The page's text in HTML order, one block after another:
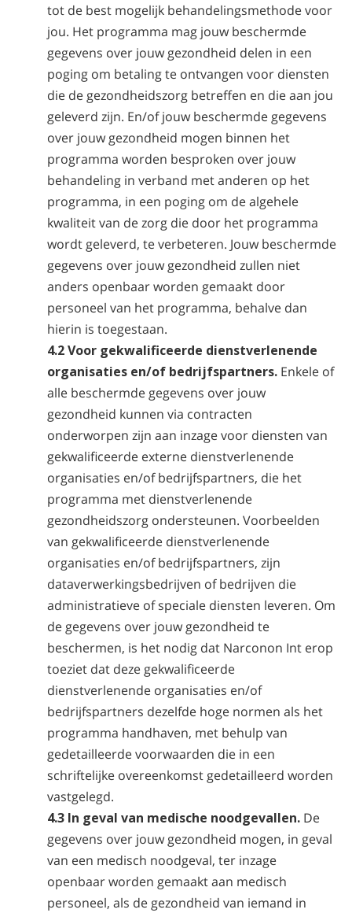
tot de best mogelijk behandelingsmethode voor
jou. Het programma mag jouw beschermde
gegevens over jouw gezondheid delen in een
poging om betaling te ontvangen voor diensten
die de gezondheidszorg betreffen en die aan jou
geleverd zijn. En/of jouw beschermde gegevens
over jouw gezondheid mogen binnen het
programma worden besproken over jouw
behandeling in verband met anderen op het
programma, in een poging om de algehele
kwaliteit van de zorg die door het programma
wordt geleverd, te verbeteren. Jouw beschermde
gegevens over jouw gezondheid zullen niet
anders openbaar worden gemaakt door
personeel van het programma, behalve dan
hierin is toegestaan.
4.2 Voor gekwalificeerde dienstverlenende
organisaties en/of bedrijfspartners. Enkele of
alle beschermde gegevens over jouw
gezondheid kunnen via contracten
onderworpen zijn aan inzage voor diensten van
gekwalificeerde externe dienstverlenende
organisaties en/of bedrijfspartners, die het
programma met dienstverlenende
gezondheidszorg ondersteunen. Voorbeelden
van gekwalificeerde dienstverlenende
organisaties en/of bedrijfspartners, zijn
dataverwerkingsbedrijven of bedrijven die
administratieve of speciale diensten leveren. Om
de gegevens over jouw gezondheid te
beschermen, is het nodig dat Narconon Int erop
toeziet dat deze gekwalificeerde
dienstverlenende organisaties en/of
bedrijfspartners dezelfde hoge normen als het
programma handhaven, met behulp van
gedetailleerde voorwaarden die in een
schriftelijke overeenkomst gedetailleerd worden
vastgelegd.
4.3 In geval van medische noodgevallen. De
gegevens over jouw gezondheid mogen, in geval
van een medisch noodgeval, ter inzage
openbaar worden gemaakt aan medisch
personeel, als de gezondheid van iemand in